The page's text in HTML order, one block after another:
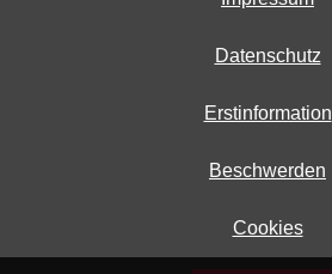
Datenschutz
Erstinformation
Beschwerden
Cookies